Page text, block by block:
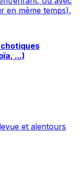
en même temps).
...)
et alentours